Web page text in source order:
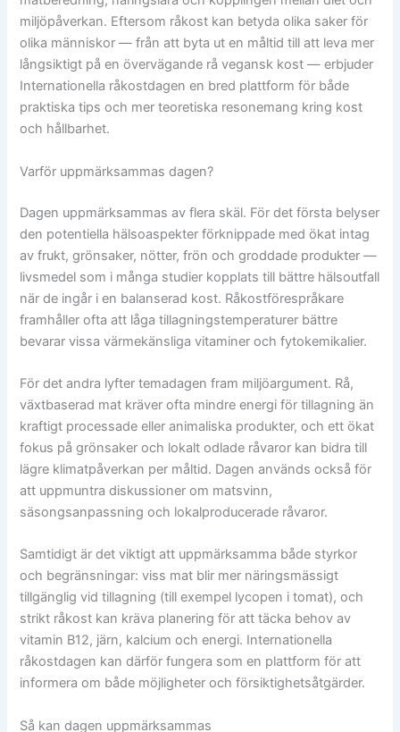
miljöpåverkan. Eftersom råkost kan betyda olika saker för
olika människor — från att byta ut en måltid till att leva mer
långsiktigt på en övervägande rå vegansk kost — erbjuder
Internationella råkostdagen en bred plattform för både
praktiska tips och mer teoretiska resonemang kring kost
och hållbarhet.
Varför uppmärksammas dagen?
Dagen uppmärksammas av flera skäl. För det första belyser
den potentiella hälsoaspekter förknippade med ökat intag
av frukt, grönsaker, nötter, frön och groddade produkter —
livsmedel som i många studier kopplats till bättre hälsoutfall
när de ingår i en balanserad kost. Råkostförespråkare
framhåller ofta att låga tillagningstemperaturer bättre
bevarar vissa värmekänsliga vitaminer och fytokemikalier.
För det andra lyfter temadagen fram miljöargument. Rå,
växtbaserad mat kräver ofta mindre energi för tillagning än
kraftigt processade eller animaliska produkter, och ett ökat
fokus på grönsaker och lokalt odlade råvaror kan bidra till
lägre klimatpåverkan per måltid. Dagen används också för
att uppmuntra diskussioner om matsvinn,
säsongsanpassning och lokalproducerade råvaror.
Samtidigt är det viktigt att uppmärksamma både styrkor
och begränsningar: viss mat blir mer näringsmässigt
tillgänglig vid tillagning (till exempel lycopen i tomat), och
strikt råkost kan kräva planering för att täcka behov av
vitamin B12, järn, kalcium och energi. Internationella
råkostdagen kan därför fungera som en plattform för att
informera om både möjligheter och försiktighetsåtgärder.
Så kan dagen uppmärksammas